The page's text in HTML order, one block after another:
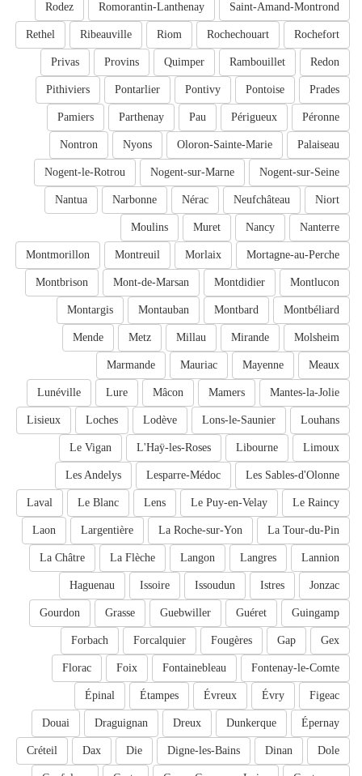
Saint-Amand-Montrond
Romorantin-Lanthenay
Rodez
Rochefort
Rochechouart
Riom
Ribeauville
Rethel
Redon
Rambouillet
Quimper
Provins
Privas
Prades
Pontoise
Pontivy
Pontarlier
Pithiviers
Péronne
Périgueux
Pau
Parthenay
Pamiers
Palaiseau
Oloron-Sainte-Marie
Nyons
Nontron
Nogent-sur-Seine
Nogent-sur-Marne
Nogent-le-Rotrou
Niort
Neufchâteau
Nérac
Narbonne
Nantua
Nanterre
Nancy
Muret
Moulins
Mortagne-au-Perche
Morlaix
Montreuil
Montmorillon
Montlucon
Montdidier
Mont-de-Marsan
Montbrison
Montbéliard
Montbard
Montauban
Montargis
Molsheim
Mirande
Millau
Metz
Mende
Meaux
Mayenne
Mauriac
Marmande
Mantes-la-Jolie
Mamers
Mâcon
Lure
Lunéville
Louhans
Lons-le-Saunier
Lodève
Loches
Lisieux
Limoux
Libourne
L'Haÿ-les-Roses
Le Vigan
Les Sables-d'Olonne
Lesparre-Médoc
Les Andelys
Le Raincy
Le Puy-en-Velay
Lens
Le Blanc
Laval
La Tour-du-Pin
La Roche-sur-Yon
Largentière
Laon
Lannion
Langres
Langon
La Flèche
La Châtre
Jonzac
Istres
Issoudun
Issoire
Haguenau
Guingamp
Guéret
Guebwiller
Grasse
Gourdon
Gex
Gap
Fougères
Forcalquier
Forbach
Fontenay-le-Comte
Fontainebleau
Foix
Florac
Figeac
Évry
Évreux
Étampes
Épinal
Épernay
Dunkerque
Dreux
Draguignan
Douai
Dole
Dinan
Digne-les-Bains
Die
Dax
Créteil